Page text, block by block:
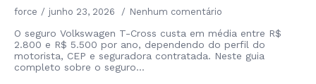
force junho 23, 2026 Nenhum comentário
O seguro Volkswagen T-Cross custa em média entre R$
2.800 e R$ 5.500 por ano, dependendo do perfil do
motorista, CEP e seguradora contratada. Neste guia
completo sobre o seguro…